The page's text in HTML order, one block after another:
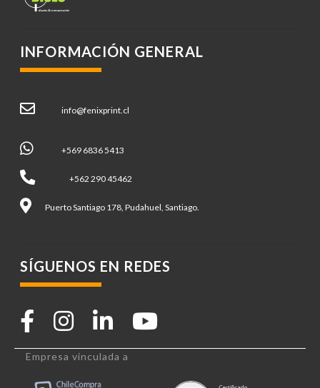
INFORMACIÓN GENERAL
info@fenixprint.cl
+569 6836 5413
+562 290 45462
Puerto Santiago 178, Pudahuel, Santiago.
SÍGUENOS EN REDES
Empresa vinculada a